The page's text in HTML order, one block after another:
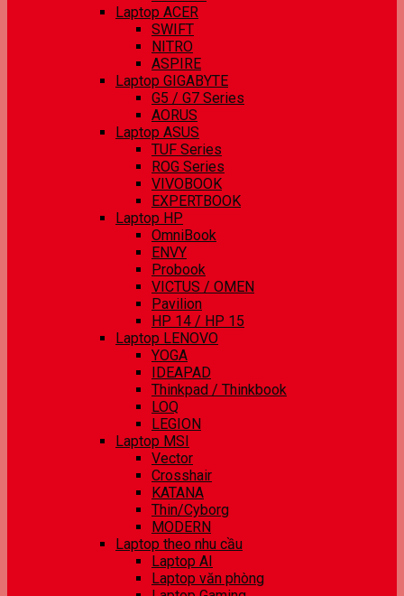
Laptop ACER
SWIFT
NITRO
ASPIRE
Laptop GIGABYTE
G5 / G7 Series
AORUS
Laptop ASUS
TUF Series
ROG Series
VIVOBOOK
EXPERTBOOK
Laptop HP
OmniBook
ENVY
Probook
VICTUS / OMEN
Pavilion
HP 14 / HP 15
Laptop LENOVO
YOGA
IDEAPAD
Thinkpad / Thinkbook
LOQ
LEGION
Laptop MSI
Vector
Crosshair
KATANA
Thin/Cyborg
MODERN
Laptop theo nhu cầu
Laptop AI
Laptop văn phòng